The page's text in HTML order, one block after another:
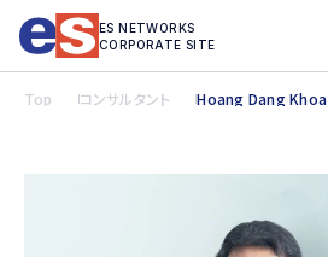
ES NETWORKS
CORPORATE SITE
Top コンサルタント Hoang Dang Khoa